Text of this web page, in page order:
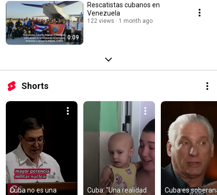
0:09
Rescatistas cubanos en
Venezuela
122 views 1 month ago
Shorts
Cuba no es una
Cuba: "Una realidad
Cuba es